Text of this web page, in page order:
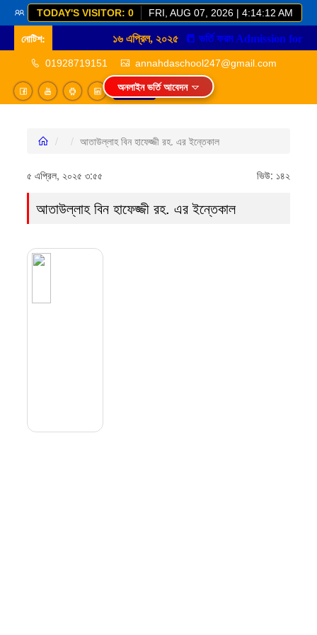
TODAY'S VISITOR: 0 FRI, AUG 07, 2026 | 4:14:12 AM
নোটিশ: ১৬ এপ্রিল, ২০২৫
01928719151 annahdaschool247@gmail.com
Login
অনলাইন ভর্তি আবেদন
আতাউল্লাহ বিন হাফেজ্জী রহ. এর ইন্তেকাল
৫ এপ্রিল, ২০২৫ ৩:৫৫ ভিউ: ১৪২
আতাউল্লাহ বিন হাফেজ্জী রহ. এর ইন্তেকাল